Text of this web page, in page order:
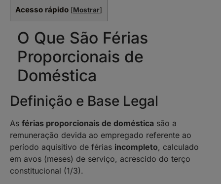
Acesso rápido [Mostrar]
O Que São Férias
Proporcionais de
Doméstica
Definição e Base Legal
As férias proporcionais de doméstica são a
remuneração devida ao empregado referente ao
período aquisitivo de férias incompleto, calculado
em avos (meses) de serviço, acrescido do terço
constitucional (1/3).